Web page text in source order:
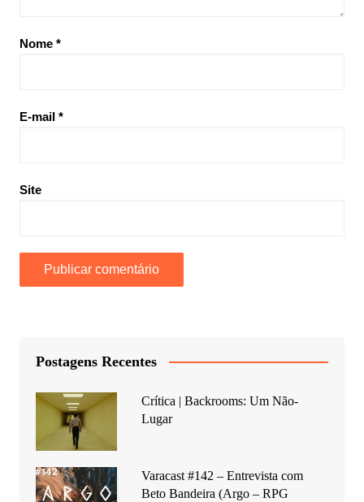
Nome *
E-mail *
Site
Postagens Recentes
Crítica | Backrooms: Um Não-
Lugar
Varacast #142 – Entrevista com
Beto Bandeira (Argo – RPG